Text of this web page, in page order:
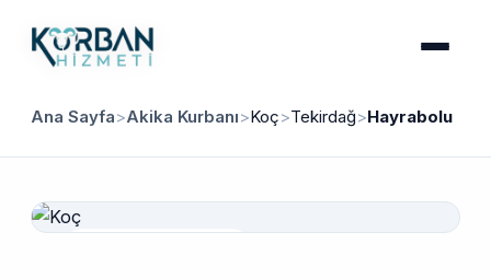
Ana Sayfa>Akika Kurbanı>Koç>Tekirdağ>Hayrabolu